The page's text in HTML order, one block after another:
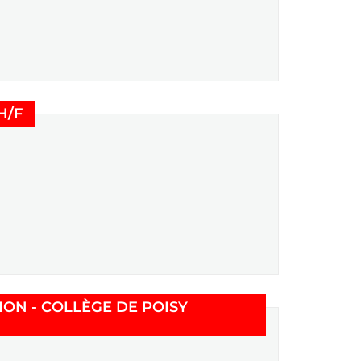
F(Nouvelle fenêtre)
- COLLÈGE DE POISY